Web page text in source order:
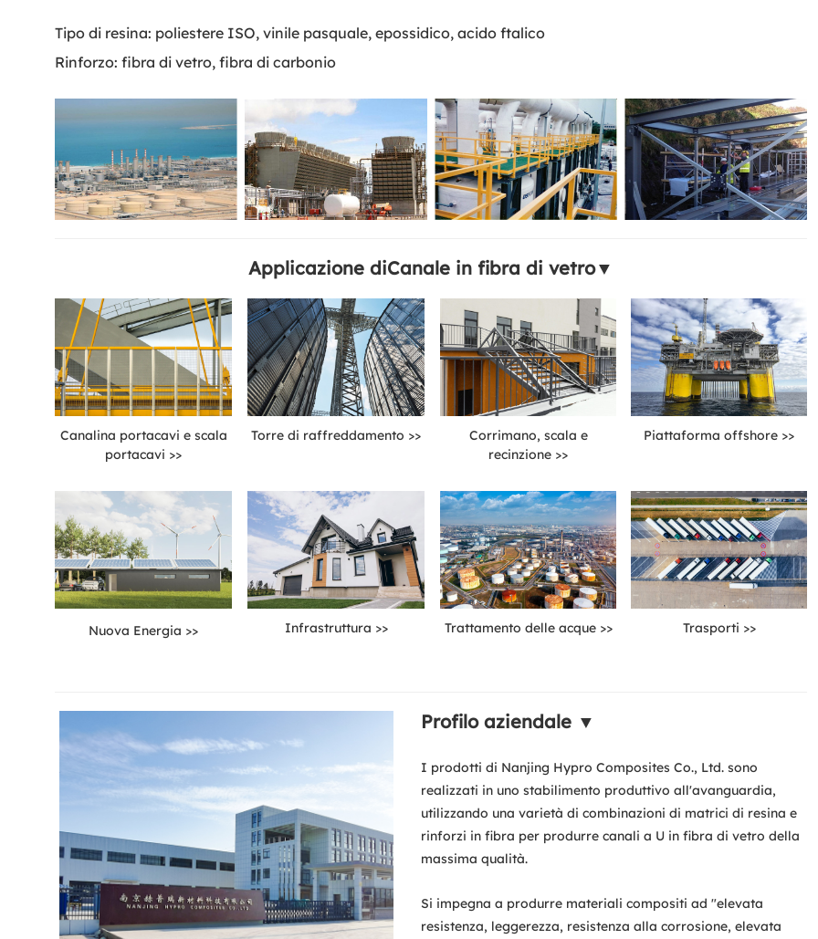
Tipo di resina: poliestere ISO, vinile pasquale, epossidico, acido ftalico
Rinforzo: fibra di vetro, fibra di carbonio
Applicazione diCanale in fibra di vetro▼
Canalina portacavi e scala
portacavi >>
Torre di raffreddamento >>
Corrimano, scala e
recinzione >>
Piattaforma offshore >>
Nuova Energia >> Infrastruttura >> Trattamento delle acque >> Trasporti >>
Profilo aziendale ▼
I prodotti di Nanjing Hypro Composites Co., Ltd. sono
realizzati in uno stabilimento produttivo all'avanguardia,
utilizzando una varietà di combinazioni di matrici di resina e
rinforzi in fibra per produrre canali a U in fibra di vetro della
massima qualità.
Si impegna a produrre materiali compositi ad "elevata
resistenza, leggerezza, resistenza alla corrosione, elevata